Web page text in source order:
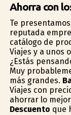
Ahorra con
Te
reputada
catálogo de
Viajes y a unos
¿Estás
Muy
más grandes.
Viajes con
ahorrar lo
Descuento que